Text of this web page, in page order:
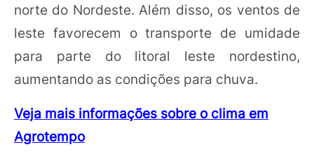
norte do Nordeste. Além disso, os ventos de
leste favorecem o transporte de umidade
para parte do litoral leste nordestino,
aumentando as condições para chuva.
Veja mais informações sobre o clima em
Agrotempo